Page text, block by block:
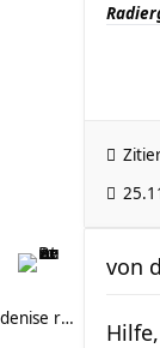
denise rennt
von